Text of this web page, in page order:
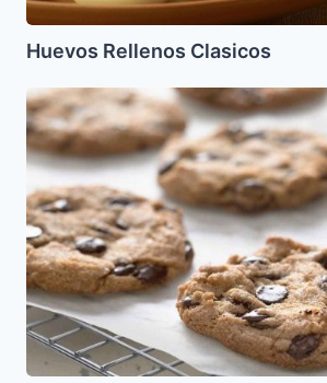
Huevos Rellenos Clasicos
Chocolate
Chips
Cookies
para
Pesaj